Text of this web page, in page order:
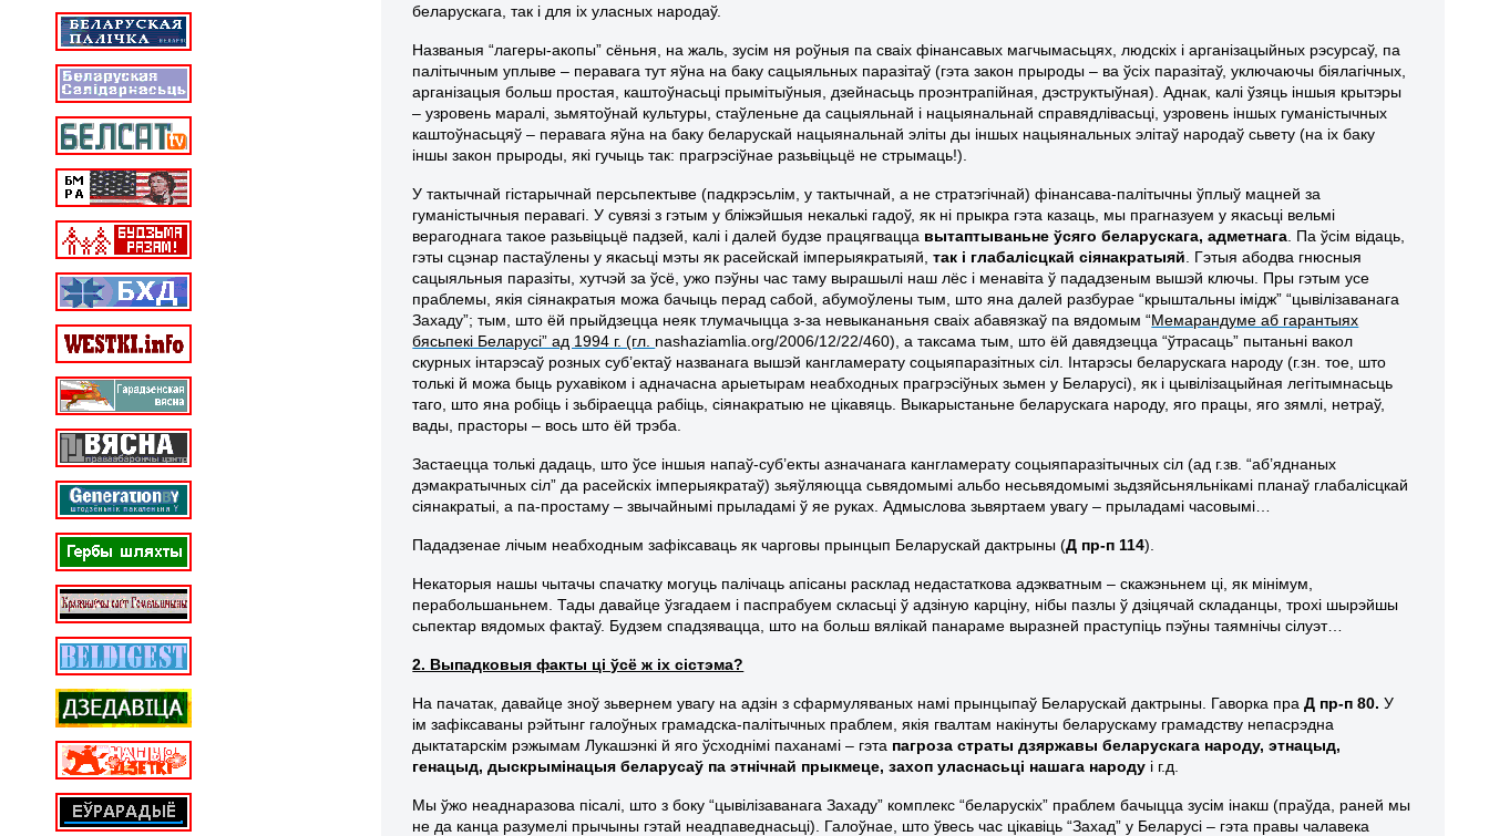
беларускага, так і для іх уласных народаў.
Названыя “лагеры-акопы” сёньня, на жаль, зусім ня роўныя па сваіх фінансавых магчымасьцях, людскіх і арганізацыйных рэсурсаў, па
палітычным уплыве – перавага тут яўна на баку сацыяльных паразітаў (гэта закон прыроды – ва ўсіх паразітаў, уключаючы біялагічных,
арганізацыя больш простая, каштоўнасьці прымітыўныя, дзейнасьць проэнтрапійная, дэструктыўная). Аднак, калі ўзяць іншыя крытэры
– узровень маралі, зьмятоўнай культуры, стаўленьне да сацыяльнай і нацыянальнай справядлівасьці, узровень іншых гуманістычных
каштоўнасьцяў – перавага яўна на баку беларускай нацыянальнай эліты ды іншых нацыянальных элітаў народаў сьвету (на іх баку
іншы закон прыроды, які гучыць так: прагрэсіўнае разьвіцьцё не стрымаць!).
У тактычнай гістарычнай персьпектыве (падкрэсьлім, у тактычнай, а не стратэгічнай) фінансава-палітычны ўплыў мацней за
гуманістычныя перавагі. У сувязі з гэтым у бліжэйшыя некалькі гадоў, як ні прыкра гэта казаць, мы прагназуем у якасьці вельмі
верагоднага такое разьвіцьцё падзей, калі і далей будзе працягвацца вытаптываньне ўсяго беларускага, адметнага . Па ўсім відаць,
гэты сцэнар пастаўлены у якасьці мэты як расейскай імперыякратыяй, так і глабалісцкай сіянакратыяй . Гэтыя абодва гнюсныя
сацыяльныя паразіты, хутчэй за ўсё, ужо пэўны час таму вырашылі наш лёс і менавіта ў пададзеным вышэй ключы. Пры гэтым усе
праблемы, якія сіянакратыя можа бачыць перад сабой, абумоўлены тым, што яна далей разбурае “крыштальны імідж”“цывілізаванага
Захаду”; тым, што ёй прыйдзецца неяк тлумачыцца з-за невыкананьня сваіх абавязкаў па вядомым “Мемарандуме аб гарантыях
бясьпекі Беларусі” ад 1994 г. (гл. nashaziamlia.org/2006/12/22/460), а таксама тым, што ёй давядзецца “ўтрасаць” пытаньні вакол
скурных інтарэсаў розных суб’ектаў названага вышэй кангламерату соцыяпаразітных сіл. Інтарэсы беларускага народу (г.зн. тое, што
толькі й можа быць рухавіком і адначасна арыетырам неабходных прагрэсіўных зьмен у Беларусі), як і цывілізацыйная легітымнасьць
таго, што яна робіць і зьбіраецца рабіць, сіянакратыю не цікавяць. Выкарыстаньне беларускага народу, яго працы, яго зямлі, нетраў,
вады, прасторы – вось што ёй трэба.
Застаецца толькі дадаць, што ўсе іншыя напаў-суб’екты азначанага кангламерату соцыяпаразітычных сіл (ад г.зв. “аб’яднаных
дэмакратычных сіл” да расейскіх імперыякратаў) зьяўляюцца сьвядомымі альбо несьвядомымі зьдзяйсьняльнікамі планаў глабалісцкай
сіянакратыі, а па-простаму – звычайнымі прыладамі ў яе руках. Адмыслова зьвяртаем увагу – прыладамі часовымі…
Пададзенае лічым неабходным зафіксаваць як чарговы прынцып Беларускай дактрыны (Д пр-п 114).
Некаторыя нашы чытачы спачатку могуць палічаць апісаны расклад недастаткова адэкватным – скажэньнем ці, як мінімум,
перабольшаньнем. Тады давайце ўзгадаем і паспрабуем скласьці ў адзіную карціну, нібы пазлы ў дзіцячай складанцы, трохі шырэйшы
сьпектар вядомых фактаў. Будзем спадзявацца, што на больш вялікай панараме выразней праступіць пэўны таямнічы сілуэт…
2. Выпадковыя факты ці ўсё ж іх сістэма?
На пачатак, давайце зноў зьвернем увагу на адзін з сфармуляваных намі прынцыпаў Беларускай дактрыны. Гаворка праД пр-п 80.У
ім зафіксаваны рэйтынг галоўных грамадска-палітычных праблем, якія гвалтам накінуты беларускаму грамадству непасрэдна
дыктатарскім рэжымам Лукашэнкі й яго ўсходнімі паханамі – гэта пагроза страты дзяржавы беларускага народу, этнацыд,
генацыд, дыскрымінацыя беларусаў па этнічнай прыкмеце, захоп уласнасьці нашага народу і г.д.
Мы ўжо неаднаразова пісалі, што з боку “цывілізаванага Захаду” комплекс “беларускіх” праблем бачыцца зусім інакш (праўда, раней мы
не да канца разумелі прычыны гэтай неадпаведнасьці). Галоўнае, што ўвесь час цікавіць “Захад” у Беларусі – гэта правы чалавека